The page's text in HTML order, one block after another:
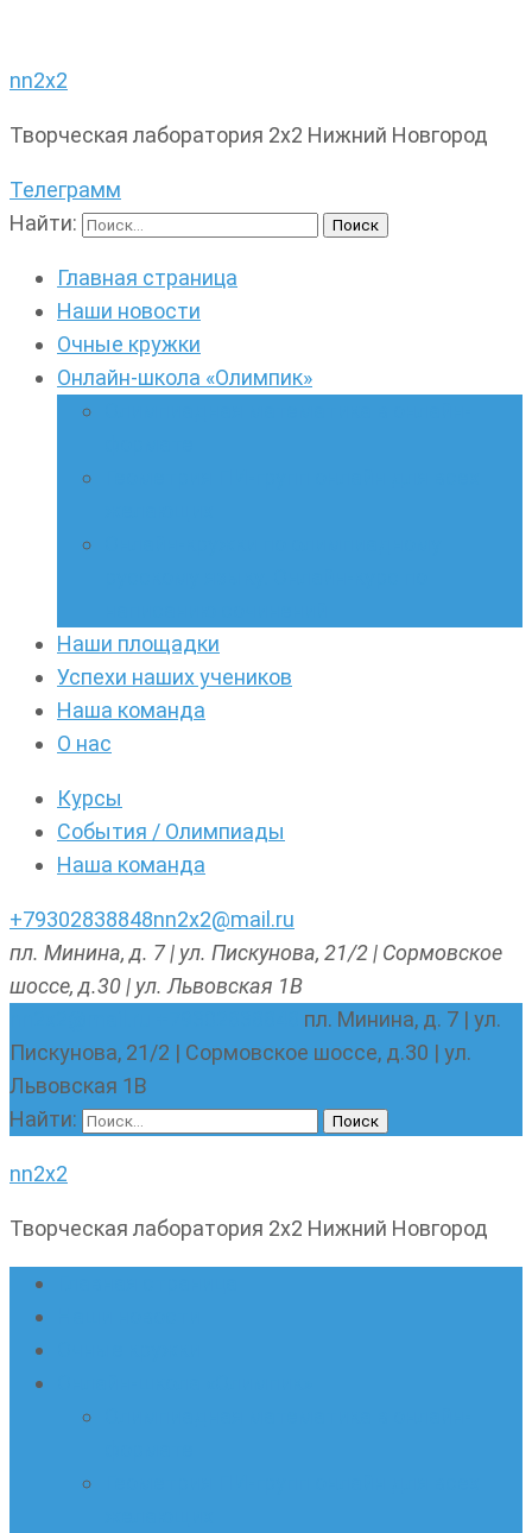
nn2x2
Творческая лаборатория 2х2 Нижний Новгород
Телеграмм
Найти:
Главная страница
Наши новости
Очные кружки
Онлайн-школа «Олимпик»
Наши площадки
Успехи наших учеников
Наша команда
О нас
Курсы
События / Олимпиады
Наша команда
+79302838848nn2x2@mail.ru
пл. Минина, д. 7 | ул. Пискунова, 21/2 | Сормовское
шоссе, д.30 | ул. Львовская 1В
пл. Минина, д. 7 | ул.
Пискунова, 21/2 | Сормовское шоссе, д.30 | ул.
Львовская 1В
Найти:
nn2x2
Творческая лаборатория 2х2 Нижний Новгород